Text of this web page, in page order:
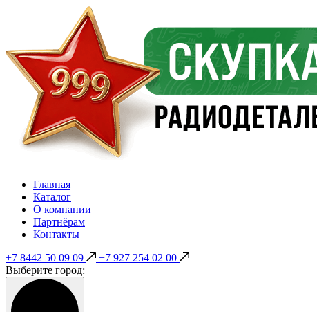
Главная
Каталог
О компании
Партнёрам
Контакты
+7 8442 50 09 09
+7 927 254 02 00
Выберите город: